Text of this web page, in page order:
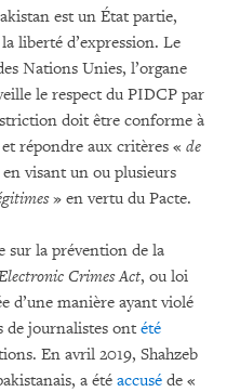
est un État partie,
liberté d’expression. Le
Nations Unies, l’organe
le respect du PIDCP par
doit être conforme à
répondre aux critères « de
visant un ou plusieurs
» en vertu du Pacte.
sur la prévention de la
Crimes Act, ou loi
d’une manière ayant violé
de journalistes ont été
En avril 2019, Shahzeb
a été accusé de «